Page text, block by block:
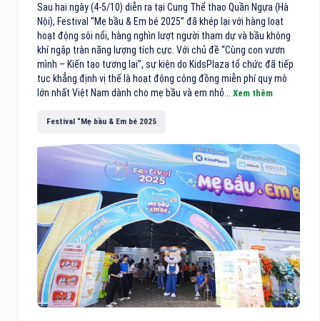
Sau hai ngày (4-5/10) diễn ra tại Cung Thể thao Quần Ngựa (Hà
Nội), Festival “Mẹ bầu & Em bé 2025” đã khép lại với hàng loạt
hoạt động sôi nổi, hàng nghìn lượt người tham dự và bầu không
khí ngập tràn năng lượng tích cực. Với chủ đề “Cùng con vươn
mình – Kiến tạo tương lai”, sự kiện do KidsPlaza tổ chức đã tiếp
tục khẳng định vị thế là hoạt động cộng đồng miễn phí quy mô
lớn nhất Việt Nam dành cho mẹ bầu và em nhỏ... Xem thêm
Festival “Mẹ bầu & Em bé 2025